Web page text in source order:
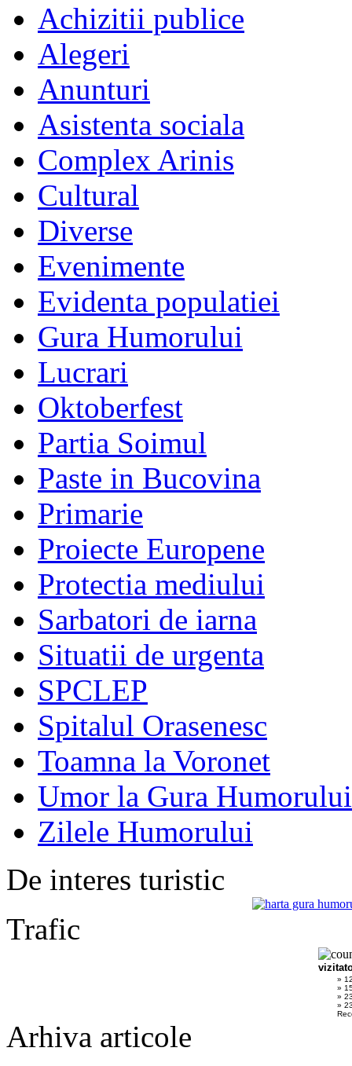
Achizitii publice
Alegeri
Anunturi
Asistenta sociala
Complex Arinis
Cultural
Diverse
Evenimente
Evidenta populatiei
Gura Humorului
Lucrari
Oktoberfest
Partia Soimul
Paste in Bucovina
Primarie
Proiecte Europene
Protectia mediului
Sarbatori de iarna
Situatii de urgenta
SPCLEP
Spitalul Orasenesc
Toamna la Voronet
Umor la Gura Humorului
Zilele Humorului
De interes turistic
Trafic
»
»
»
»
Arhiva articole